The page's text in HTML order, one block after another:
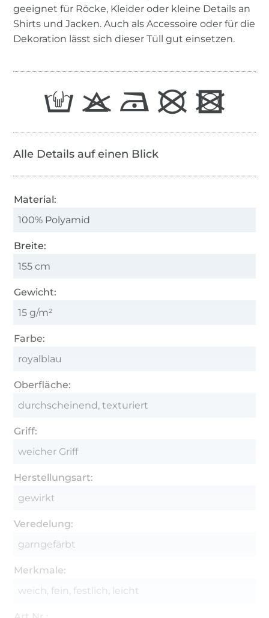
geeignet für Röcke, Kleider oder kleine Details an
Shirts und Jacken. Auch als Accessoire oder für die
Dekoration lässt sich dieser Tüll gut einsetzen.
Alle Details auf einen Blick
Material:
100% Polyamid
Breite:
155 cm
Gewicht:
15 g/m²
Farbe:
royalblau
Oberfläche:
durchscheinend, texturiert
Griff:
weicher Griff
Herstellungsart:
gewirkt
Veredelung:
garngefärbt
Merkmale:
weich, fein, festlich, leicht